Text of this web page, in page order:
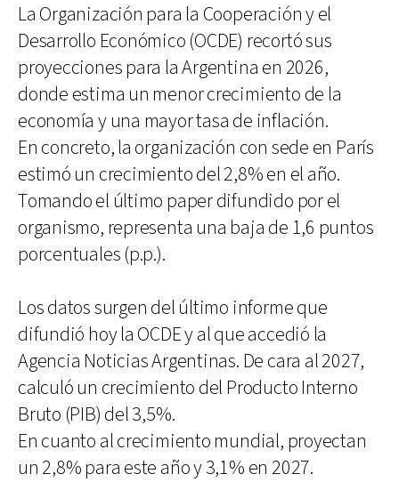
La Organización para la Cooperación y el
Desarrollo Económico (OCDE) recortó sus
proyecciones para la Argentina en 2026,
donde estima un menor crecimiento de la
economía y una mayor tasa de inflación.
En concreto, la organización con sede en París
estimó un crecimiento del 2,8% en el año.
Tomando el último paper difundido por el
organismo, representa una baja de 1,6 puntos
porcentuales (p.p.).
Los datos surgen del último informe que
difundió hoy la OCDE y al que accedió la
Agencia Noticias Argentinas. De cara al 2027,
calculó un crecimiento del Producto Interno
Bruto (PIB) del 3,5%.
En cuanto al crecimiento mundial, proyectan
un 2,8% para este año y 3,1% en 2027.